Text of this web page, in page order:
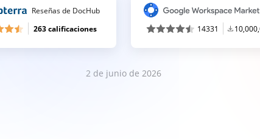
Reseñas de DocHub
263 calificaciones
14331
2 de junio de 2026